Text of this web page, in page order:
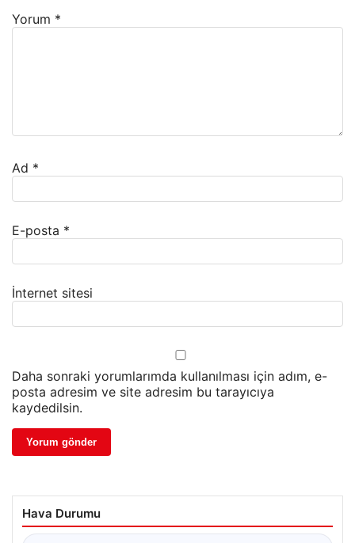
Yorum *
Ad *
E-posta *
İnternet sitesi
Daha sonraki yorumlarımda kullanılması için adım, e-
posta adresim ve site adresim bu tarayıcıya
kaydedilsin.
Hava Durumu